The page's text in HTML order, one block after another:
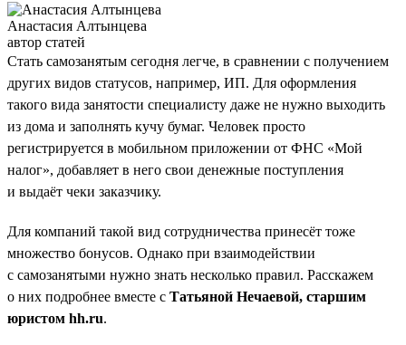
Анастасия Алтынцева
автор статей
Стать самозанятым сегодня легче, в сравнении с получением
других видов статусов, например, ИП. Для оформления
такого вида занятости специалисту даже не нужно выходить
из дома и заполнять кучу бумаг. Человек просто
регистрируется в мобильном приложении от ФНС «Мой
налог», добавляет в него свои денежные поступления
и выдаёт чеки заказчику.
Для компаний такой вид сотрудничества принесёт тоже
множество бонусов. Однако при взаимодействии
с самозанятыми нужно знать несколько правил. Расскажем
о них подробнее вместе с Татьяной Нечаевой, старшим
юристом hh.ru.